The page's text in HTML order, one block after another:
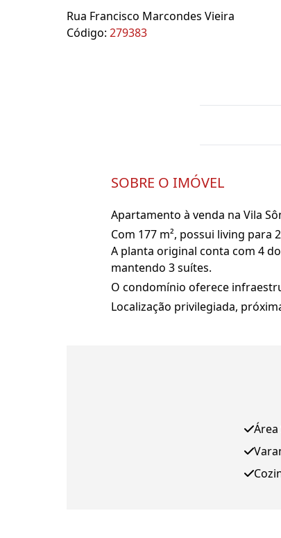
Rua Francisco Marcondes Vieira
Código: 279383
SOBRE O IMÓVEL
Apartamento à venda na Vila
Com 177 m², possui living para
A planta original conta com 4
mantendo 3 suítes.
O condomínio oferece
Localização privilegiada,
Área